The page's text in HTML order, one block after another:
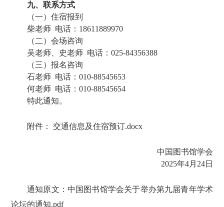
九、联系方式
（一）住宿报到
柴老师 电话：18611889970
（二）会场咨询
吴老师、史老师 电话：025-84356388
（三）报名咨询
石老师 电话：010-88545653
何老师 电话：010-88545654
特此通知。
附件： 交通信息及住宿预订.docx
中国图书馆学会
2025年4月24日
通知原文： 中国图书馆学会关于举办第九届青年学术
论坛的通知.pdf